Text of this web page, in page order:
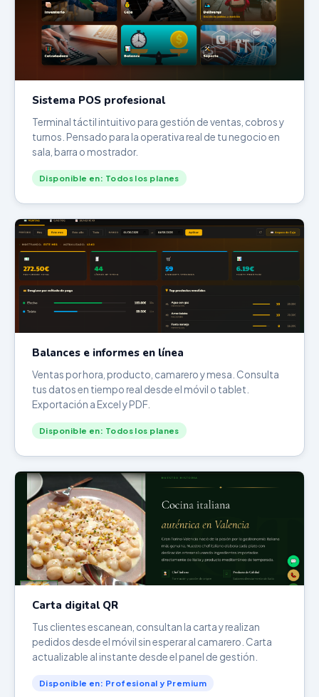
Sistema POS profesional
Terminal táctil intuitivo para gestión de ventas, cobros y
turnos. Pensado para la operativa real de tu negocio en
sala, barra o mostrador.
Disponible en: Todos los planes
Balances e informes en línea
Ventas por hora, producto, camarero y mesa. Consulta
tus datos en tiempo real desde el móvil o tablet.
Exportación a Excel y PDF.
Disponible en: Todos los planes
Carta digital QR
Tus clientes escanean, consultan la carta y realizan
pedidos desde el móvil sin esperar al camarero. Carta
actualizable al instante desde el panel de gestión.
Disponible en: Profesional y Premium